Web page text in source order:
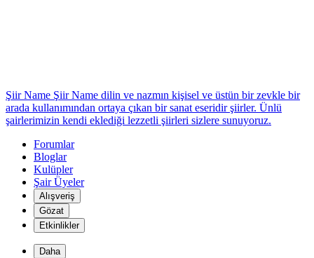
Şiir Name Şiir Name dilin ve nazmın kişisel ve üstün bir zevkle bir
arada kullanımından ortaya çıkan bir sanat eseridir şiirler. Ünlü
şairlerimizin kendi eklediği lezzetli şiirleri sizlere sunuyoruz.
Forumlar
Bloglar
Kulüpler
Şair Üyeler
Alışveriş
Gözat
Etkinlikler
Daha